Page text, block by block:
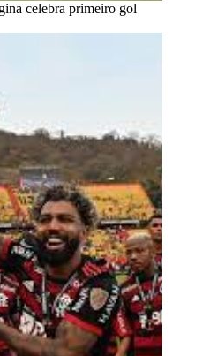
celebra primeiro gol